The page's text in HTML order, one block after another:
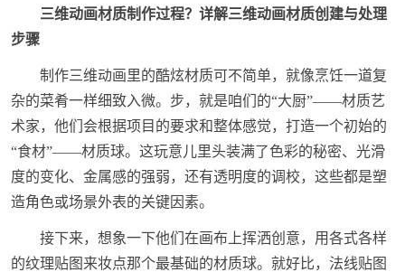
三维动画材质制作过程？详解三维动画材质创建与处理
步骤
制作三维动画里的酷炫材质可不简单，就像烹饪一道复
杂的菜肴一样细致入微。步，就是咱们的“大厨”——材质艺
术家，他们会根据项目的要求和整体感觉，打造一个初始的
“食材”——材质球。这玩意儿里头装满了色彩的秘密、光滑
度的变化、金属感的强弱，还有透明度的调校，这些都是塑
造角色或场景外表的关键因素。
接下来，想象一下他们在画布上挥洒创意，用各式各样
的纹理贴图来妆点那个最基础的材质球。就好比，法线贴图